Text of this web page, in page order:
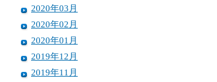
2020年03月
2020年02月
2020年01月
2019年12月
2019年11月